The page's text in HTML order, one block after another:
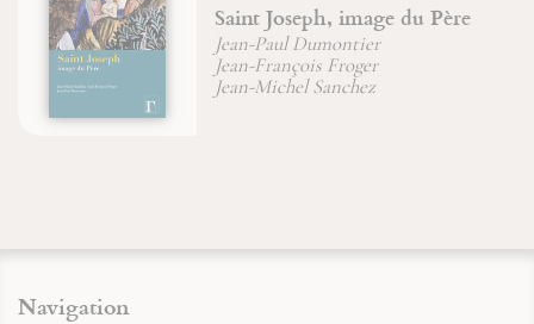
Saint Joseph, image du Père
Jean-Paul Dumontier
Jean-François Froger
Jean-Michel Sanchez
Navigation